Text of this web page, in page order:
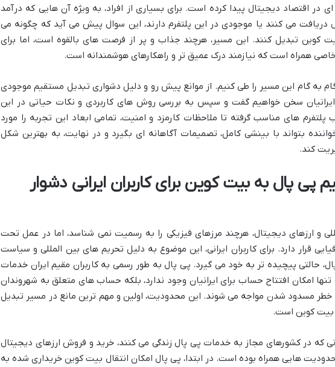
ای در اقتصاد دیجیتال پیدا کرده است. برای بسیاری از افراد، به ویژه آن هایی که درآمد
دریافت می کنند یا موجودی در این پلتفرم دارند، این سوال پیش می آید که چگونه می
کوین تبدیل کنند. این مسیر، هرچند جذاب و پر از فرصت های بالقوه است، اما برای
خاصی همراه است که نیازمند درک عمیق تر و راهکارهای هوشمندانه است.
گام به گام این مسیر را طی کنیم. از موانع پیش رو و دلیل دشواری تبدیل مستقیم موجودی
سخن خواهیم گفت و سپس به بررسی روش های کاربردی و نکات حیاتی در این
پلتفرم های مناسب گرفته تا ملاحظات کارمزد و امنیت، تمامی ابعاد این تجربه را مورد
بتواند با بینشی کامل، تصمیمات آگاهانه ای بگیرد و در نهایت، به بهترین شکل
کند.
پی پال به بیت کوین برای کاربران ایرانی دشوار
و ارزهای دیجیتال، هرچند مرزهای فیزیکی را به رسمیت نمی شناسد، اما در عمل تحت
قرار دارد. برای کاربران ایرانی، این موضوع به دلیل تحریم های بین المللی و سیاست
حالتی پیچیده تر به خود می گیرد. پی پال به طور رسمی به کاربران مقیم ایران خدمات
تنها امکان افتتاح حساب برای ایرانیان وجود ندارد، بلکه حساب های متعلق به شهروندان
خطر مسدود شدن مواجه می شوند. این محدودیت، اولین و مهم ترین مانع در مسیر تبدیل
بیت کوین است.
که در کشورهای مجاز به خدمات پی پال زندگی می کنند، خرید و فروش ارزهای دیجیتال
هایی همراه بوده است. در ابتدا، پی پال امکان انتقال بیت کوین خریداری شده به